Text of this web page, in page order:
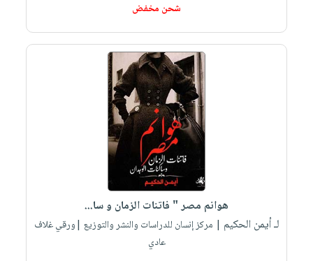
شحن مخفض
هوانم مصر " فاتنات الزمان و سا...
لـ أيمن الحكيم | مركز إنسان للدراسات والنشر والتوزيع |ورقي غلاف
عادي